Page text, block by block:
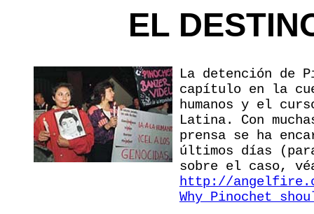
EL
La detención de
capítulo en la
humanos y el
Latina. Con
prensa se ha
últimos días
sobre el caso,
http://
Why Pinochet